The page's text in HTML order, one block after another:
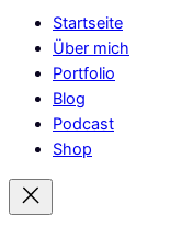
Startseite
Über mich
Portfolio
Blog
Podcast
Shop